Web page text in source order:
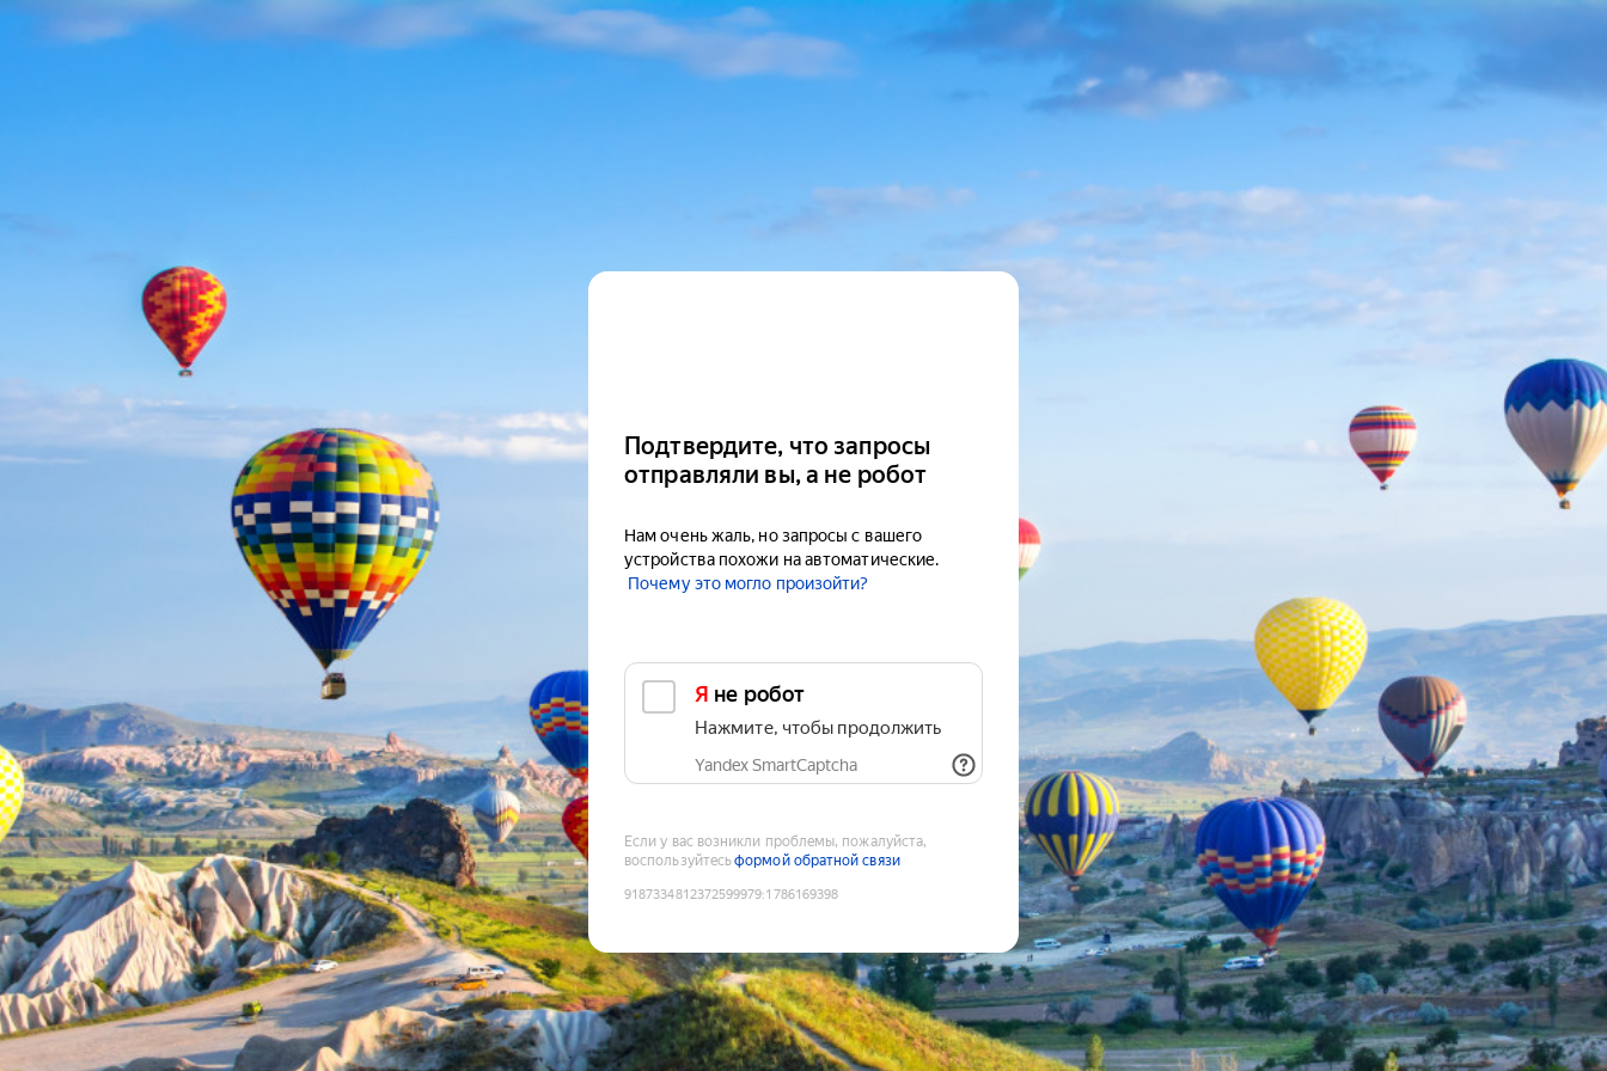
Подтвердите, что запросы
отправляли вы, а не робот
Нам очень жаль, но запросы с вашего
устройства похожи на автоматические.
Почему это могло произойти?
Я не робот
Нажмите, чтобы продолжить
Yandex SmartCaptcha
Если у вас возникли проблемы, пожалуйста,
воспользуйтесьформой обратной связи
9187334812372599979:1786169398